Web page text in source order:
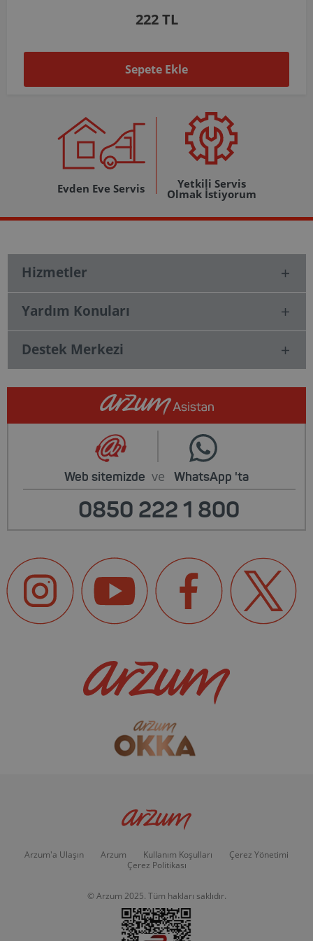
1.037 TL
Sepete Ekle
Evden Eve Servis Yetkili Servis
Olmak İstiyorum
Hizmetler
Yardım Konuları
Destek Merkezi
Web sitemizde ve WhatsApp 'ta
0850 222 1 800
Arzum'a Ulaşın Arzum Kullanım Koşulları
Çerez Yönetimi
Çerez Politikası
© Arzum 2025. Tüm hakları saklıdır.